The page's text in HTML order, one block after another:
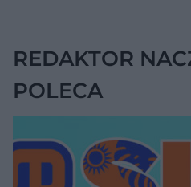
REDAKTOR
POLECA